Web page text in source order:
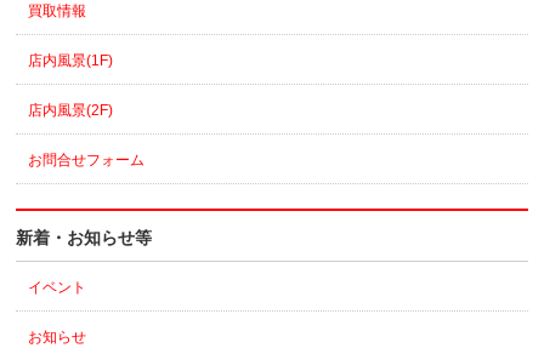
買取情報
店内風景(1F)
店内風景(2F)
お問合せフォーム
新着・お知らせ等
イベント
お知らせ